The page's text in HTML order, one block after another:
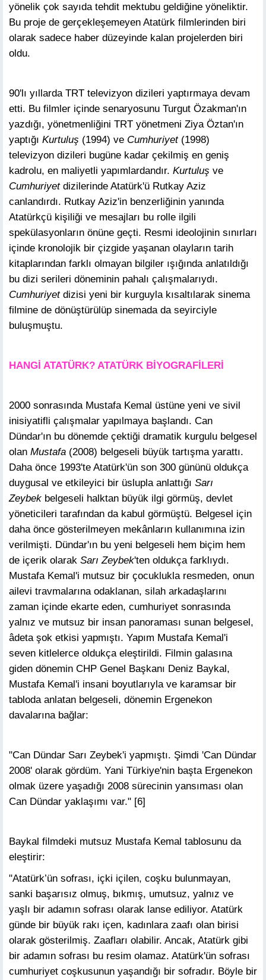
yönelik çok sayıda tehdit mektubu geldiğine yöneliktir.
Bu proje de gerçekleşemeyen Atatürk filmlerinden biri
olarak sadece haber düzeyinde kalan projelerden biri
oldu.
90'lı yıllarda TRT televizyon dizileri yaptırmaya devam
etti. Bu filmler içinde senaryosunu Turgut Özakman'ın
yazdığı, yönetmenliğini TRT yönetmeni Ziya Öztan'ın
yaptığı Kurtuluş (1994) ve Cumhuriyet(1998)
televizyon dizileri bugüne kadar çekilmiş en geniş
kadrolu, en maliyetli yapımlardandır. Kurtuluş ve
Cumhuriyetdizilerinde Atatürk'ü Rutkay Aziz
canlandırdı. Rutkay Aziz'in benzerliğinin yanında
Atatürkçü kişiliği ve mesajları bu rolle ilgili
spekülasyonların önüne geçti. Resmi ideolojinin sınırları
içinde kronolojik bir çizgide yaşanan olayların tarih
kitaplarından farklı olmayan bilgiler ışığında anlatıldığı
bu dizi serileri döneminin pahalı çalışmalarıydı.
Cumhuriyetdizisi yeni bir kurguyla kısaltılarak sinema
filmine de dönüştürülüp sinemada da seyirciyle
buluşmuştu.
HANGİ ATATÜRK? ATATÜRK BİYOGRAFİLERİ
2000 sonrasında Mustafa Kemal üstüne yeni ve sivil
inisiyatifli çalışmalar yapılmaya başlandı. Can
Dündar'ın bu dönemde çektiği dramatik kurgulu belgesel
olan Mustafa (2008) belgeseli büyük tartışma yarattı.
Daha önce 1993'te Atatürk'ün son 300 gününü oldukça
duygusal ve etkileyici bir üslupla anlattığı Sarı
Zeybek belgeseli halktan büyük ilgi görmüş, devlet
yöneticileri tarafından da kabul görmüştü. Belgesel için
daha önce gösterilmeyen mekânların kullanımına izin
verilmişti. Dündar'ın bu yeni belgeseli hem biçim hem
de içerik olarak Sarı Zeybek'ten oldukça farklıydı.
Mustafa Kemal'i mutsuz bir çocuklukla resmeden, onun
ailevi travmalarına odaklanan, silah arkadaşlarını
zaman içinde ekarte eden, cumhuriyet sonrasında
yalnız ve mutsuz bir insan panoraması sunan belgesel,
âdeta şok etkisi yapmıştı. Yapım Mustafa Kemal'i
seven kitlelerce oldukça eleştirildi. Filmin galasına
giden dönemin CHP Genel Başkanı Deniz Baykal,
Mustafa Kemal'i insani boyutlarıyla ve karamsar bir
tabloda anlatan belgeseli, dönemin Ergenekon
davalarına bağlar:
"Can Dündar Sarı Zeybek'i yapmıştı. Şimdi 'Can Dündar
2008' olarak gördüm. Yani Türkiye'nin başta Ergenekon
olmak üzere yaşadığı 2008 sürecinin yansıması olan
Can Dündar yaklaşımı var." [6]
Baykal filmdeki mutsuz Mustafa Kemal tablosunu da
eleştirir:
"Atatürk’ün sofrası, içki içilen, coşku bulunmayan,
sanki başarısız olmuş, bıkmış, umutsuz, yalnız ve
yaşlı bir adamın sofrası olarak lanse ediliyor. Atatürk
günde bir büyük rakı içen, kadınlara zaafı olan birisi
olarak gösterilmiş. Zaafları olabilir. Ancak, Atatürk gibi
bir adamın sofrası bu resim olamaz. Atatürk'ün sofrası
cumhuriyet coşkusunun yaşandığı bir sofradır. Böyle bir